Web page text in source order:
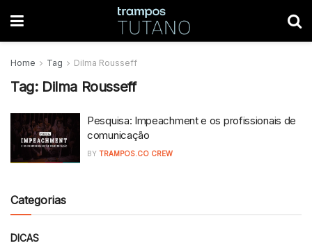
Home Tag Dilma Rousseff
Tag: Dilma Rousseff
Pesquisa: Impeachment e os profissionais de
comunicação
BY TRAMPOS.CO CREW
Categorias
DICAS